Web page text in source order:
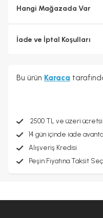
Hangi Mağazada Var
İade ve İptal Koşulları
Bu ürün Karaca
2500 TL ve üzeri
14 gün içinde iade
Alışveriş Kredisi
Peşin Fiyatına Taksit